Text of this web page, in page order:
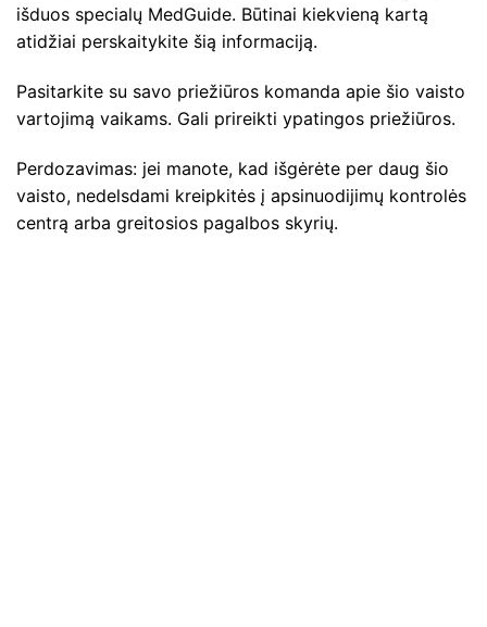
išduos specialų MedGuide. Būtinai kiekvieną kartą
atidžiai perskaitykite šią informaciją.
Pasitarkite su savo priežiūros komanda apie šio vaisto
vartojimą vaikams. Gali prireikti ypatingos priežiūros.
Perdozavimas: jei manote, kad išgėrėte per daug šio
vaisto, nedelsdami kreipkitės į apsinuodijimų kontrolės
centrą arba greitosios pagalbos skyrių.